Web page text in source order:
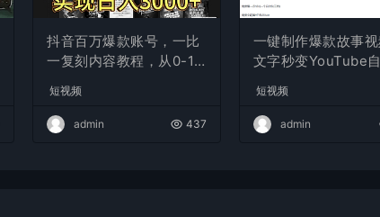
抖音百万爆款账号，一比
一复刻内容教程，从0-1
复制爆款，月入10w+
短视频
admin 437
一键制作爆款故事视
文字秒变YouTube
短视频
admin